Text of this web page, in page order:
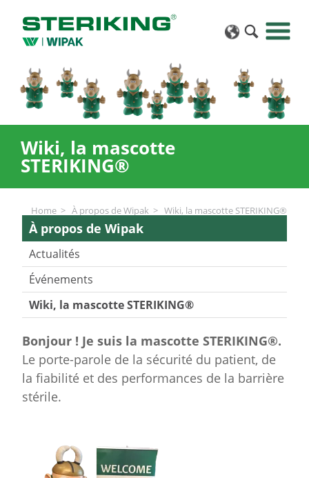
Wiki, la mascotte
STERIKING®
Home À propos de Wipak Wiki, la mascotte STERIKING®
À propos de Wipak
Actualités
Événements
Wiki, la mascotte STERIKING®
Bonjour ! Je suis la mascotte STERIKING®.
Le porte-parole de la sécurité du patient, de
la fiabilité et des performances de la barrière
stérile.